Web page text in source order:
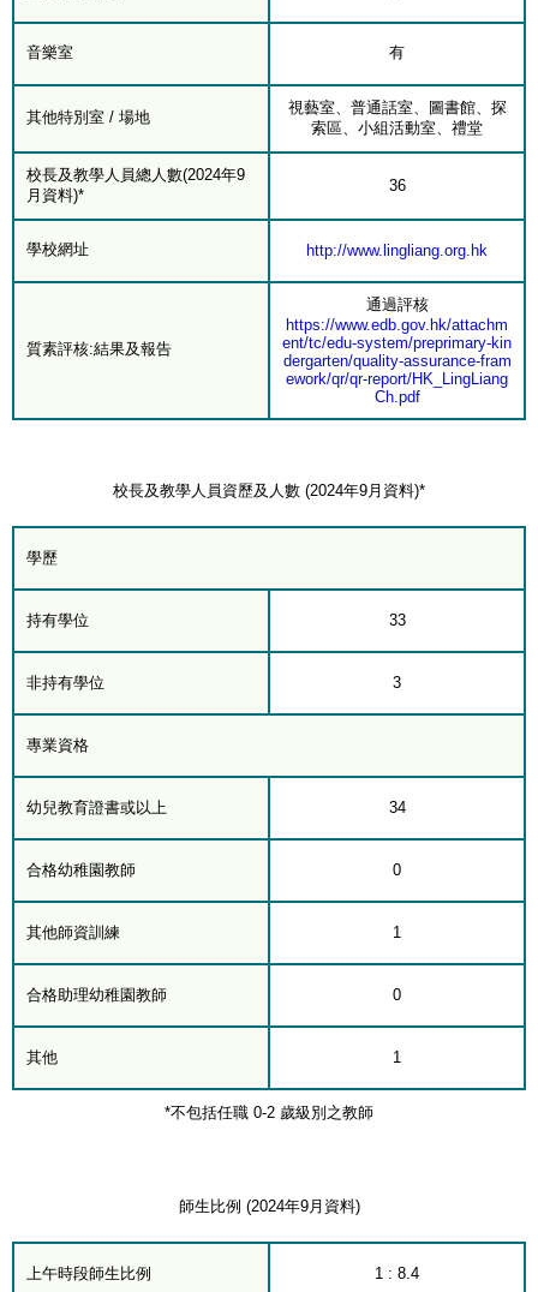
音樂室 有
其他特別室 / 場地
視藝室、普通話室、圖書館、探
索區、小組活動室、禮堂
校長及教學人員總人數(2024年9
月資料)*
36
學校網址 http://www.lingliang.org.hk
質素評核:結果及報告
通過評核
https://www.edb.gov.hk/attachm
ent/tc/edu-system/preprimary-kin
dergarten/quality-assurance-fram
ework/qr/qr-report/HK_LingLiang
Ch.pdf
校長及教學人員資歷及人數 (2024年9月資料)*
學歷
持有學位 33
非持有學位 3
專業資格
幼兒教育證書或以上 34
合格幼稚園教師 0
其他師資訓練 1
合格助理幼稚園教師 0
其他 1
*不包括任職 0-2 歲級別之教師
師生比例 (2024年9月資料)
上午時段師生比例 1 : 8.4